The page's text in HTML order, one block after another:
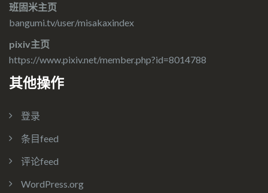
班固米主页
bangumi.tv/user/misakaxindex
pixiv主页
https://www.pixiv.net/member.php?id=8014788
其他操作
登录
条目feed
评论feed
WordPress.org